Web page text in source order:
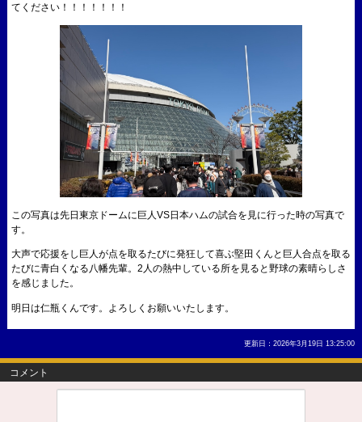
てください！！！！！！！
この写真は先日東京ドームに巨人VS日本ハムの試合を見に行った時の写真で
す。
大声で応援をし巨人が点を取るたびに発狂して喜ぶ堅田くんと巨人合点を取る
たびに青白くなる八幡先輩。2人の熱中している所を見ると野球の素晴らしさ
を感じました。
明日は仁瓶くんです。よろしくお願いいたします。
更新日：2026年3月19日 13:25:00
コメント